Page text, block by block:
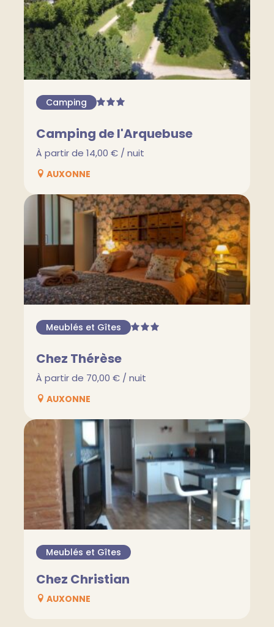
Camping
Camping de l'Arquebuse
À partir de 14,00 € / nuit
AUXONNE
Meublés et Gîtes
Chez Thérèse
À partir de 70,00 € / nuit
AUXONNE
Meublés et Gîtes
Chez Christian
AUXONNE